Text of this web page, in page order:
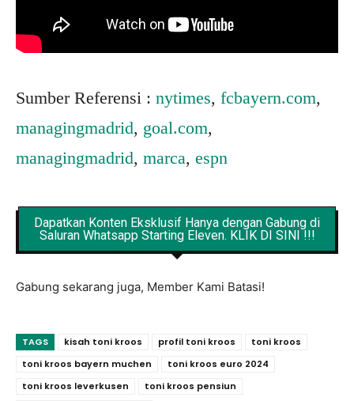
Sumber Referensi : nytimes, fcbayern.com,
managingmadrid, goal.com,
managingmadrid, marca, espn
Dapatkan Konten Eksklusif Hanya dengan Gabung di
Saluran Whatsapp Starting Eleven. KLIK DI SINI !!!
Gabung sekarang juga, Member Kami Batasi!
TAGS kisah toni kroos profil toni kroos
toni kroos
toni kroos bayern muchen
toni kroos euro 2024
toni kroos leverkusen
toni kroos pensiun